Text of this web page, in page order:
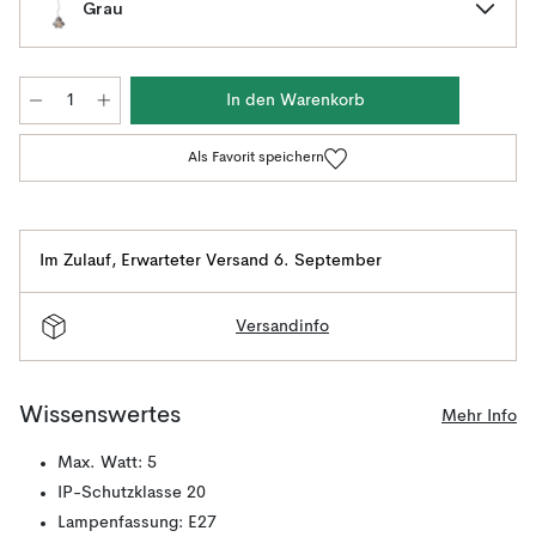
Grau
In den Warenkorb
Als Favorit speichern
Im Zulauf, Erwarteter Versand 6. September
Versandinfo
Wissenswertes Mehr Info
Max. Watt: 5
IP-Schutzklasse 20
Lampenfassung: E27